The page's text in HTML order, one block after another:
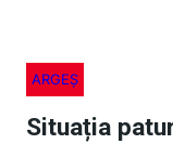
ARGEȘ
Situația